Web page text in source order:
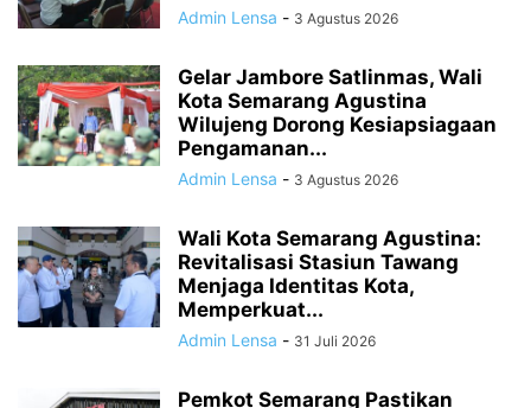
Admin Lensa - 3 Agustus 2026
Gelar Jambore Satlinmas, Wali
Kota Semarang Agustina
Wilujeng Dorong Kesiapsiagaan
Pengamanan...
Admin Lensa - 3 Agustus 2026
Wali Kota Semarang Agustina:
Revitalisasi Stasiun Tawang
Menjaga Identitas Kota,
Memperkuat...
Admin Lensa - 31 Juli 2026
Pemkot Semarang Pastikan